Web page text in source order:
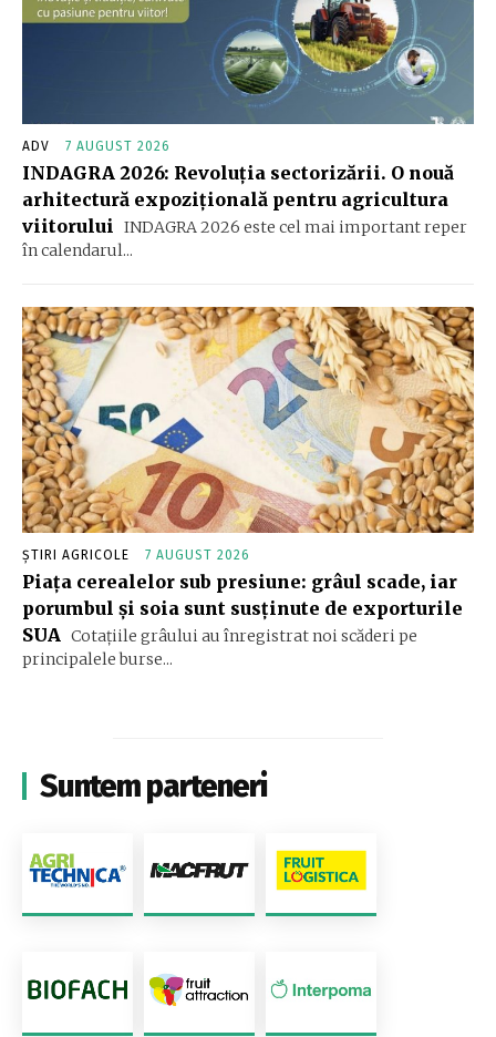
ADV 7 AUGUST 2026
INDAGRA 2026: Revoluția sectorizării. O nouă
arhitectură expozițională pentru agricultura
viitorului
INDAGRA 2026 este cel mai important reper
în calendarul...
ȘTIRI AGRICOLE 7 AUGUST 2026
Piața cerealelor sub presiune: grâul scade, iar
porumbul și soia sunt susținute de exporturile
SUA Cotațiile grâului au înregistrat noi scăderi pe
principalele burse...
Suntem parteneri